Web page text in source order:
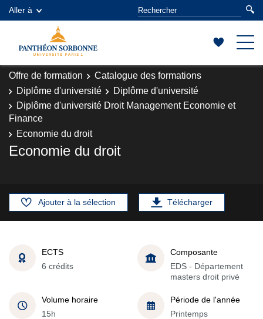
Aller à
Offre de formation
Catalogue des formations
Diplôme d'université
Diplôme d'université
Diplôme d'université Droit Management Economie et
Finance
Economie du droit
Economie du droit
Ajouter à la sélection Télécharger
ECTS
6 crédits
Composante
EDS - Département
masters droit privé
Volume horaire
15h
Période de l'année
Printemps